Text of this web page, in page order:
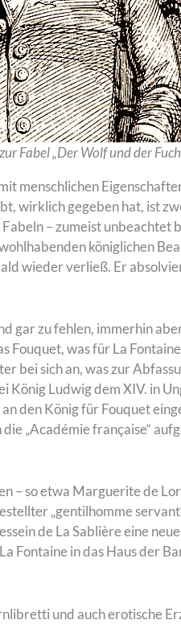
Fabel „Der Wolf und der
menschlichen
wirklich gegeben hat, ist
– zumeist unbeachtet
königlichen
wieder verließ. Er
gar zu fehlen, immerhin
Fouquet, was für La
bei sich an, was zur
Ludwig dem XIV. in
den König für Fouquet
„Académie française“
– so etwa Marguerite de
„gentilhomme
de La Sablière eine
Fontaine in das Haus der
und auch erotische